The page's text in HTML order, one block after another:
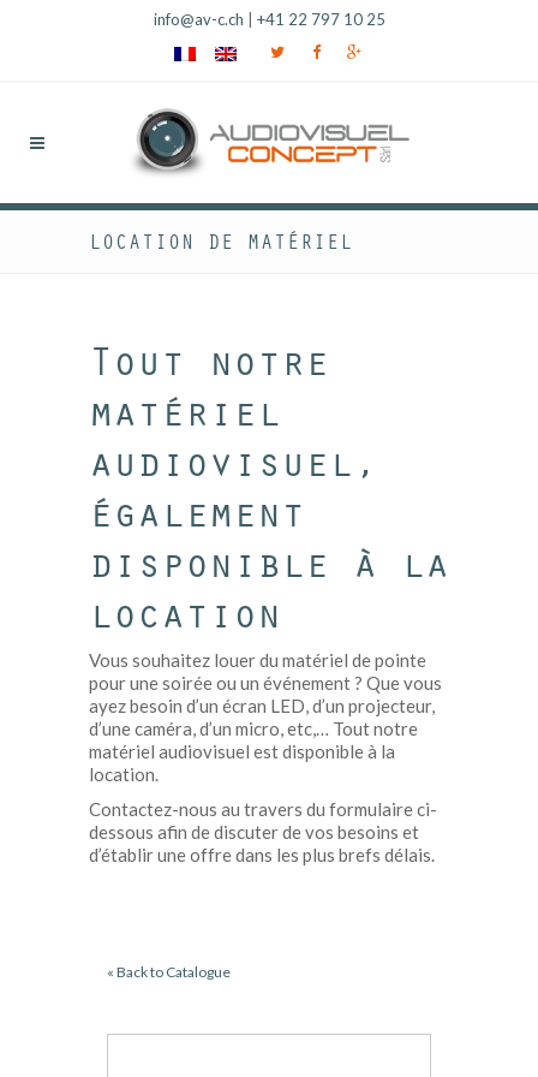
info@av-c.ch +41 22 797 10 25
LOCATION DE MATÉRIEL
Tout notre
matériel
audiovisuel,
également
disponible à la
location
Vous souhaitez louer du matériel de pointe
pour une soirée ou un événement ? Que vous
ayez besoin d’un écran LED, d’un projecteur,
d’une caméra, d’un micro, etc,… Tout notre
matériel audiovisuel est disponible à la
location.
Contactez-nous au travers du formulaire ci-
dessous afin de discuter de vos besoins et
d’établir une offre dans les plus brefs délais.
« Back to Catalogue